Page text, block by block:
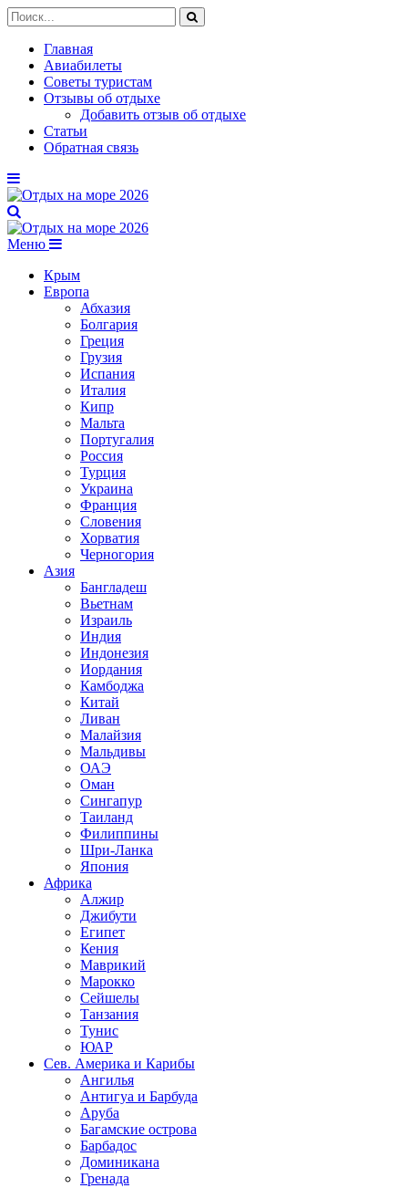
Главная
Авиабилеты
Советы туристам
Отзывы об отдыхе
Добавить отзыв об отдыхе
Статьи
Обратная связь
Меню
Крым
Европа
Абхазия
Болгария
Греция
Грузия
Испания
Италия
Кипр
Мальта
Португалия
Россия
Турция
Украина
Франция
Словения
Хорватия
Черногория
Азия
Бангладеш
Вьетнам
Израиль
Индия
Индонезия
Иордания
Камбоджа
Китай
Ливан
Малайзия
Мальдивы
ОАЭ
Оман
Сингапур
Таиланд
Филиппины
Шри-Ланка
Япония
Африка
Алжир
Джибути
Египет
Кения
Маврикий
Марокко
Сейшелы
Танзания
Тунис
ЮАР
Сев. Америка и Карибы
Ангилья
Антигуа и Барбуда
Аруба
Багамские острова
Барбадос
Доминикана
Гренада